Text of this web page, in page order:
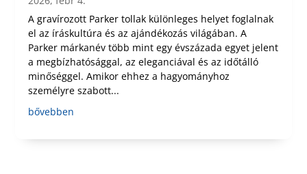
A gravírozott Parker tollak különleges helyet foglalnak
el az íráskultúra és az ajándékozás világában. A
Parker márkanév több mint egy évszázada egyet jelent
a megbízhatósággal, az eleganciával és az időtálló
minőséggel. Amikor ehhez a hagyományhoz
személyre szabott...
bővebben